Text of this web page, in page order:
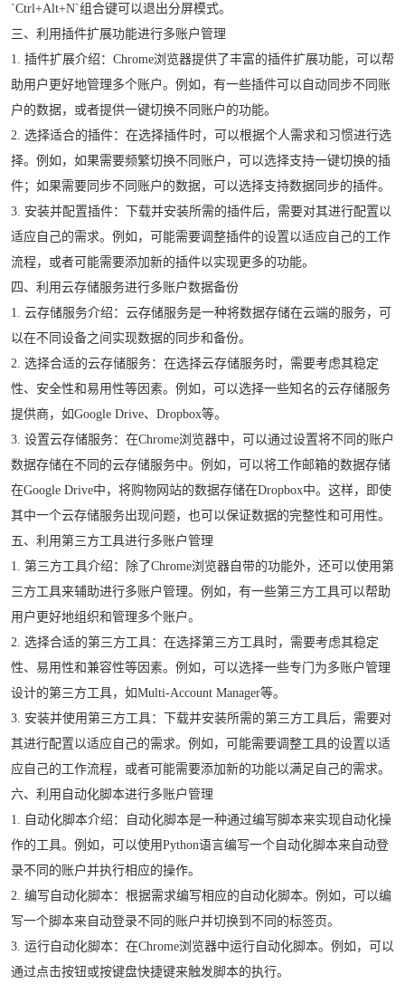
`Ctrl+Alt+N`组合键可以退出分屏模式。
三、利用插件扩展功能进行多账户管理
1. 插件扩展介绍：Chrome浏览器提供了丰富的插件扩展功能，可以帮
助用户更好地管理多个账户。例如，有一些插件可以自动同步不同账
户的数据，或者提供一键切换不同账户的功能。
2. 选择适合的插件：在选择插件时，可以根据个人需求和习惯进行选
择。例如，如果需要频繁切换不同账户，可以选择支持一键切换的插
件；如果需要同步不同账户的数据，可以选择支持数据同步的插件。
3. 安装并配置插件：下载并安装所需的插件后，需要对其进行配置以
适应自己的需求。例如，可能需要调整插件的设置以适应自己的工作
流程，或者可能需要添加新的插件以实现更多的功能。
四、利用云存储服务进行多账户数据备份
1. 云存储服务介绍：云存储服务是一种将数据存储在云端的服务，可
以在不同设备之间实现数据的同步和备份。
2. 选择合适的云存储服务：在选择云存储服务时，需要考虑其稳定
性、安全性和易用性等因素。例如，可以选择一些知名的云存储服务
提供商，如Google Drive、Dropbox等。
3. 设置云存储服务：在Chrome浏览器中，可以通过设置将不同的账户
数据存储在不同的云存储服务中。例如，可以将工作邮箱的数据存储
在Google Drive中，将购物网站的数据存储在Dropbox中。这样，即使
其中一个云存储服务出现问题，也可以保证数据的完整性和可用性。
五、利用第三方工具进行多账户管理
1. 第三方工具介绍：除了Chrome浏览器自带的功能外，还可以使用第
三方工具来辅助进行多账户管理。例如，有一些第三方工具可以帮助
用户更好地组织和管理多个账户。
2. 选择合适的第三方工具：在选择第三方工具时，需要考虑其稳定
性、易用性和兼容性等因素。例如，可以选择一些专门为多账户管理
设计的第三方工具，如Multi-Account Manager等。
3. 安装并使用第三方工具：下载并安装所需的第三方工具后，需要对
其进行配置以适应自己的需求。例如，可能需要调整工具的设置以适
应自己的工作流程，或者可能需要添加新的功能以满足自己的需求。
六、利用自动化脚本进行多账户管理
1. 自动化脚本介绍：自动化脚本是一种通过编写脚本来实现自动化操
作的工具。例如，可以使用Python语言编写一个自动化脚本来自动登
录不同的账户并执行相应的操作。
2. 编写自动化脚本：根据需求编写相应的自动化脚本。例如，可以编
写一个脚本来自动登录不同的账户并切换到不同的标签页。
3. 运行自动化脚本：在Chrome浏览器中运行自动化脚本。例如，可以
通过点击按钮或按键盘快捷键来触发脚本的执行。